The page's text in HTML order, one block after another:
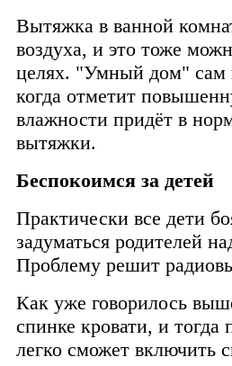
Вытяжка в ванной
воздуха, и это тоже
целях. "Умный дом"
когда отметит
влажности придёт в
вытяжки.
Беспокоимся за детей
Практически все дети
задуматься родителей
Проблему решит
Как уже говорилось
спинке кровати, и
легко сможет включить